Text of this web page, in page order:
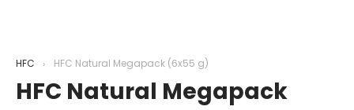
HFC HFC Natural Megapack (6x55 g)
HFC Natural Megapack